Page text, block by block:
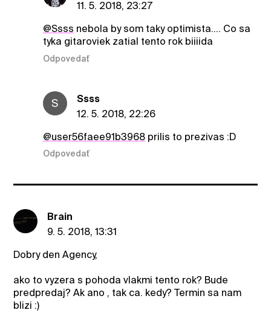
11. 5. 2018, 23:27
@Ssss nebola by som taky optimista.... Co sa
tyka gitaroviek zatial tento rok biiiida
Odpovedať
S
Ssss
12. 5. 2018, 22:26
@user56faee91b3968prilis to prezivas :D
Odpovedať
Brain
9. 5. 2018, 13:31
Dobry den Agency,
ako to vyzera s pohoda vlakmi tento rok? Bude
predpredaj? Ak ano , tak ca. kedy? Termin sa nam
blizi :)